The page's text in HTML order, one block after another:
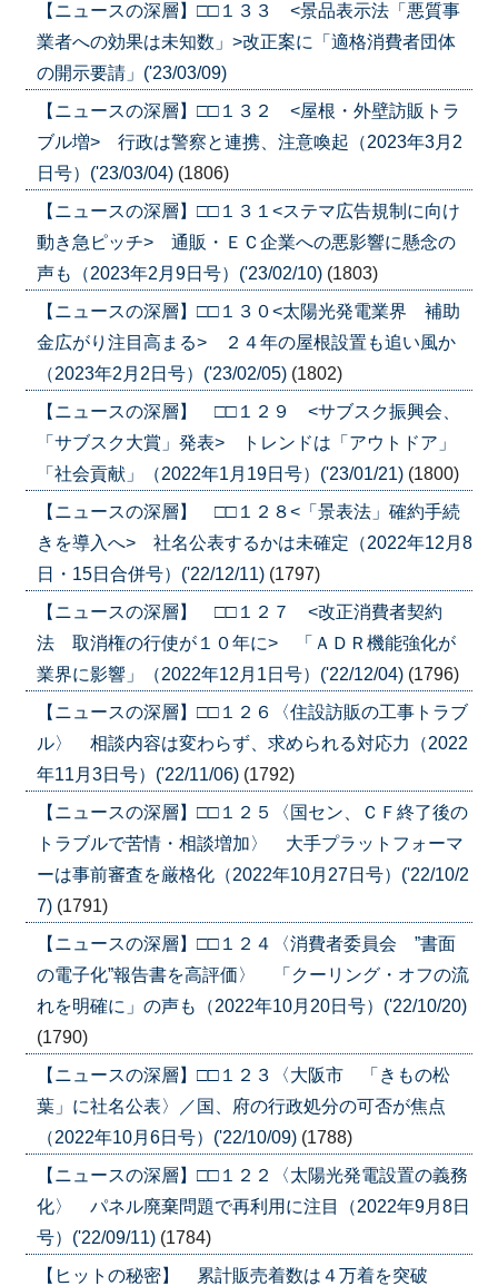
【ニュースの深層】□□１３３ <景品表示法「悪質事
業者への効果は未知数」>改正案に「適格消費者団体
の開示要請」('23/03/09)
【ニュースの深層】□□１３２ <屋根・外壁訪販トラ
ブル増> 行政は警察と連携、注意喚起（2023年3月2
日号）('23/03/04) (1806)
【ニュースの深層】□□１３１<ステマ広告規制に向け
動き急ピッチ> 通販・ＥＣ企業への悪影響に懸念の
声も（2023年2月9日号）('23/02/10) (1803)
【ニュースの深層】□□１３０<太陽光発電業界 補助
金広がり注目高まる> ２４年の屋根設置も追い風か
（2023年2月2日号）('23/02/05) (1802)
【ニュースの深層】 □□１２９ <サブスク振興会、
「サブスク大賞」発表> トレンドは「アウトドア」
「社会貢献」（2022年1月19日号）('23/01/21) (1800)
【ニュースの深層】 □□１２８<「景表法」確約手続
きを導入へ> 社名公表するかは未確定（2022年12月8
日・15日合併号）('22/12/11) (1797)
【ニュースの深層】 □□１２７ <改正消費者契約
法 取消権の行使が１０年に> 「ＡＤＲ機能強化が
業界に影響」（2022年12月1日号）('22/12/04) (1796)
【ニュースの深層】□□１２６〈住設訪販の工事トラブ
ル〉 相談内容は変わらず、求められる対応力（2022
年11月3日号）('22/11/06) (1792)
【ニュースの深層】□□１２５〈国セン、ＣＦ終了後の
トラブルで苦情・相談増加〉 大手プラットフォーマ
ーは事前審査を厳格化（2022年10月27日号）('22/10/2
7) (1791)
【ニュースの深層】□□１２４〈消費者委員会 ”書面
の電子化”報告書を高評価〉 「クーリング・オフの流
れを明確に」の声も（2022年10月20日号）('22/10/20)
(1790)
【ニュースの深層】□□１２３〈大阪市 「きもの松
葉」に社名公表〉／国、府の行政処分の可否が焦点
（2022年10月6日号）('22/10/09) (1788)
【ニュースの深層】□□１２２〈太陽光発電設置の義務
化〉 パネル廃棄問題で再利用に注目（2022年9月8日
号）('22/09/11) (1784)
【ヒットの秘密】 累計販売着数は４万着を突破